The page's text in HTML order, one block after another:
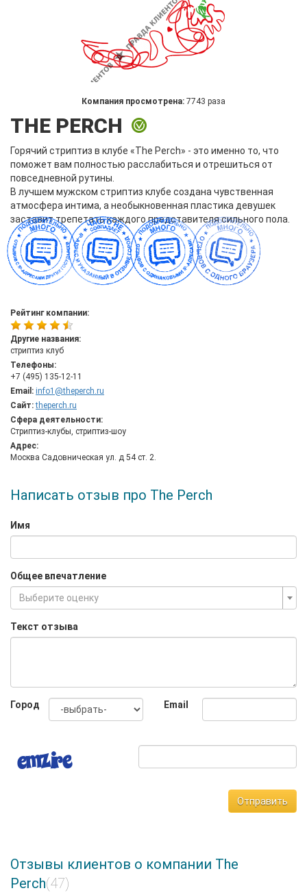
Компания просмотрена: 7743 раза
THE PERCH
Горячий стриптиз в клубе «The Perch» - это именно то, что
поможет вам полностью расслабиться и отрешиться от
повседневной рутины.
В лучшем мужском стриптиз клубе создана чувственная
атмосфера интима, а необыкновенная пластика девушек
заставит трепетать каждого представителя сильного пола.
Рейтинг компании:
Другие названия:
стриптиз клуб
Телефоны:
+7 (495) 135-12-11
Email: info1@theperch.ru
Сайт: theperch.ru
Сфера деятельности:
Стриптиз-клубы, стриптиз-шоу
Адрес:
Москва Садовническая ул. д 54 ст. 2.
Написать отзыв про The Perch
Имя
Общее впечатление
Выберите оценку
Текст отзыва
Город Email
Отправить
Отзывы клиентов о компании The
Perch(47)